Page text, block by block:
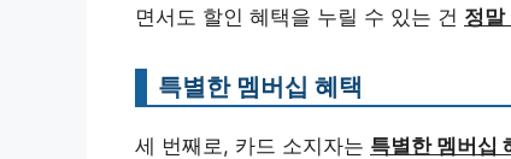
면서도 할인 혜택을 누릴 수 있는 건 정말
특별한 멤버십 혜택
세 번째로, 카드 소지자는 특별한 멤버십